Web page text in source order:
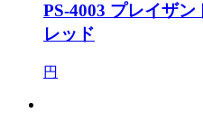
PS-4003 プレイザ
レッド
円